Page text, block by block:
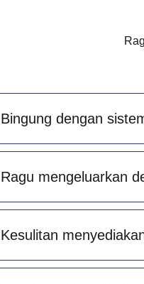
Bingung dengan
Ragu mengeluarkan
Kesulitan